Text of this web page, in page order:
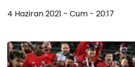
4 Haziran 2021 - Cum - 20:17